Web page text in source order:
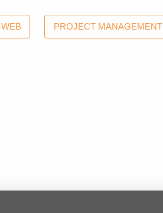
PROJECT MANAGEMENT